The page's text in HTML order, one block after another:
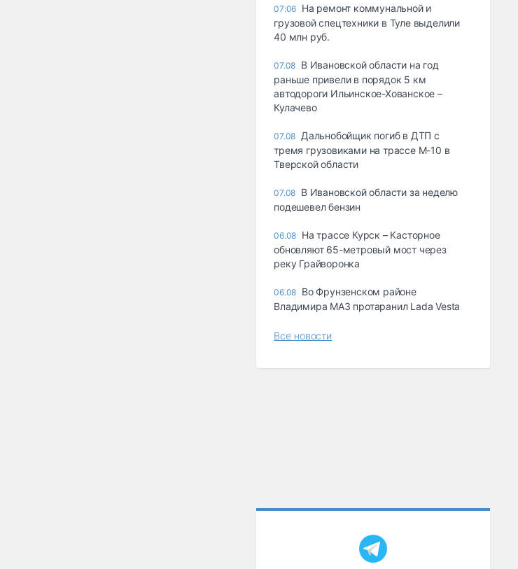
07:06 На ремонт коммунальной и
грузовой спецтехники в Туле выделили
40 млн руб.
07.08 В Ивановской области на год
раньше привели в порядок 5 км
автодороги Ильинское-Хованское –
Кулачево
07.08 Дальнобойщик погиб в ДТП с
тремя грузовиками на трассе М-10 в
Тверской области
07.08 В Ивановской области за неделю
подешевел бензин
06.08 На трассе Курск – Касторное
обновляют 65-метровый мост через
реку Грайворонка
06.08 Во Фрунзенском районе
Владимира МАЗ протаранил Lada Vesta
Все новости